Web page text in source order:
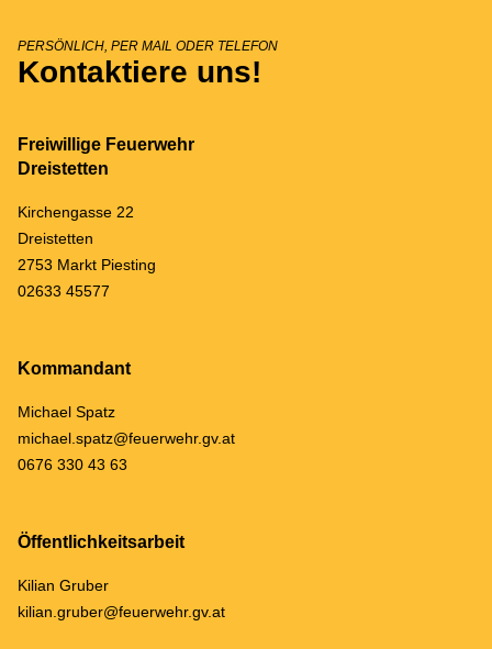
PERSÖNLICH, PER MAIL ODER TELEFON
Kontaktiere uns!
Freiwillige Feuerwehr
Dreistetten
Kirchengasse 22
Dreistetten
2753 Markt Piesting
02633 45577
Kommandant
Michael Spatz
michael.spatz@feuerwehr.gv.at
0676 330 43 63
Öffentlichkeitsarbeit
Kilian Gruber
kilian.gruber@feuerwehr.gv.at